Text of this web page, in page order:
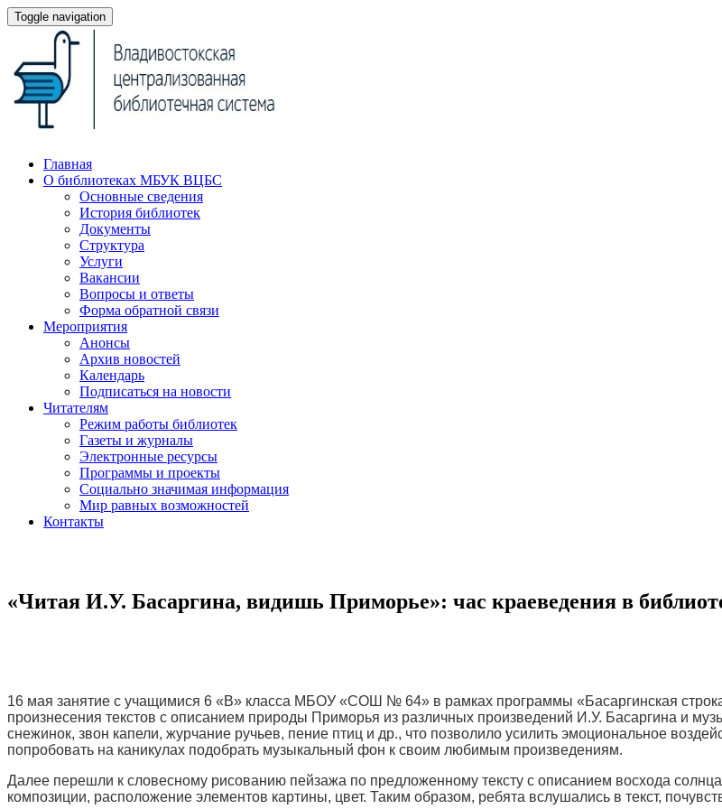
Toggle navigation
Главная
О библиотеках МБУК ВЦБС
Основные сведения
История библиотек
Документы
Структура
Услуги
Вакансии
Вопросы и ответы
Форма обратной связи
Мероприятия
Анонсы
Архив новостей
Календарь
Подписаться на новости
Читателям
Режим работы библиотек
Газеты и журналы
Электронные ресурсы
Программы и проекты
Социально значимая информация
Мир равных возможностей
Контакты
«Читая И.У. Басаргина, видишь Приморье»: час краеведения в
16 мая занятие с учащимися 6 «В» класса МБОУ «СОШ № 64» в рамках программы «Басаргинская
произнесения текстов с описанием природы Приморья из различных произведений И.У. Басаргина и
снежинок, звон капели, журчание ручьев, пение птиц и др., что позволило усилить эмоциональное
попробовать на каникулах подобрать музыкальный фон к своим любимым произведениям.
Далее перешли к словесному рисованию пейзажа по предложенному тексту с описанием восхода
композиции, расположение элементов картины, цвет. Таким образом, ребята вслушались в текст,